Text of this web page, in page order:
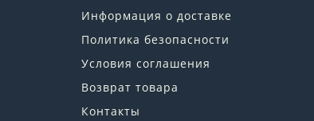
Информация о доставке
Политика безопасности
Условия соглашения
Возврат товара
Контакты